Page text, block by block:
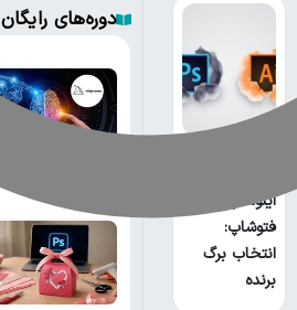
ایلوستریتور و
فتوشاپ:
انتخاب برگ
برنده
دوره‌های رایگان